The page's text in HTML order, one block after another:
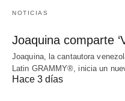
NOTICIAS
Joaquina comparte
Joaquina, la cantautora
Latin GRAMMY®, inicia un
Hace 3 días